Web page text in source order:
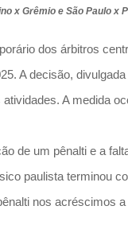
x Grêmio e São Paulo
dos árbitros
A decisão,
A medida
de um pênalti e a
paulista terminou
nos acréscimos